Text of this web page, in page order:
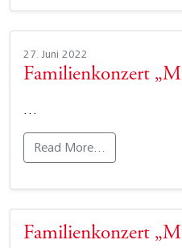
27. Juni 2022
Familienkonzert
…
Read More…
Familienkonzert